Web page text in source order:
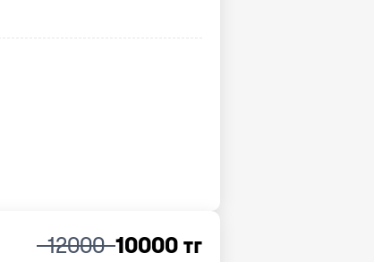
1200010000 тг